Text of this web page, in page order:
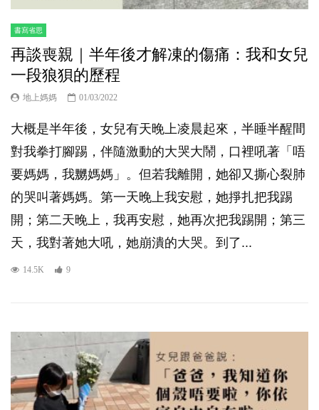
書寫省思
再談喪親｜半年後才解凍的傷痛：我和女兒
一段狼狽的歷程
地上媽媽 01/03/2022
大概是半年後，女兒有天晚上凌晨起來，半睡半醒間
對我拳打腳踢，伴隨激動的大哭大鬧，口裡吼著「唔
要媽媽，我嬲媽媽」。但若我離開，她卻又撕心裂肺
的哭叫著媽媽。第一天晚上我安慰，她掙扎把我踢
開；第二天晚上，我再安慰，她再次把我踢開；第三
天，我對著她大吼，她崩潰的大哭。到了...
14.5K 9